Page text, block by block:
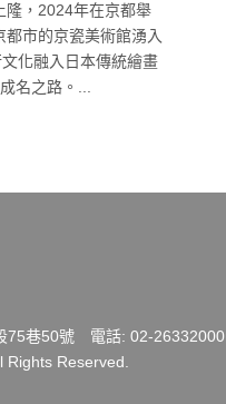
隆，2024年在京都舉
市的京瓷美術館湧入
化融入日本傳統繪畫
名之路。...
75巷50號 電話: 02-26332000
Reserved.